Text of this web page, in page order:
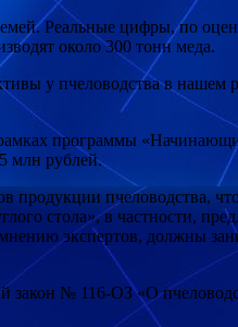
Реальные цифры, по
около 300 тонн меда.
у пчеловодства в
программы
млн рублей.
пчеловодства,
стола», в частности,
экспертов, должны
закон № 116-ОЗ «О